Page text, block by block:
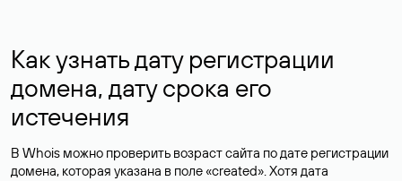
Как узнать дату регистрации
домена, дату срока его
истечения
В Whois можно проверить возраст сайта по дате регистрации
домена, которая указана в поле «created». Хотя дата